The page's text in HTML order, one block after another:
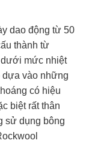
dao động từ 50
thành từ
dưới mức nhiệt
dựa vào những
có hiệu
biệt rất thân
sử dụng bông